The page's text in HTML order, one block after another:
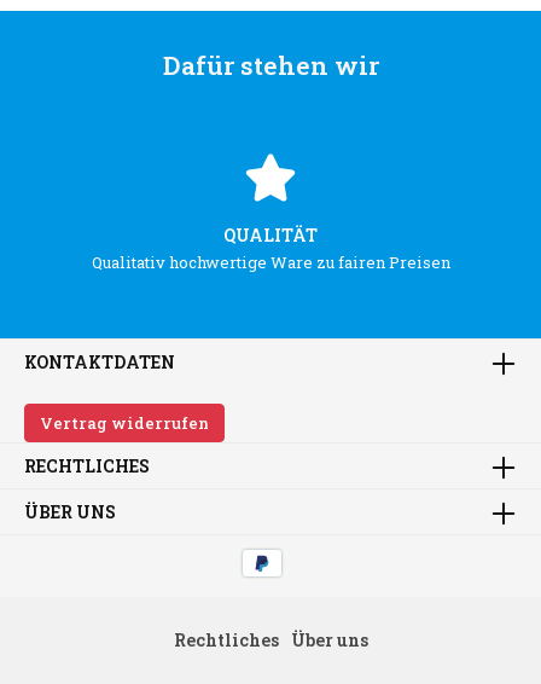
Dafür stehen wir
QUALITÄT
Qualitativ hochwertige Ware zu fairen Preisen
KONTAKTDATEN
Vertrag widerrufen
RECHTLICHES
ÜBER UNS
Rechtliches Über uns